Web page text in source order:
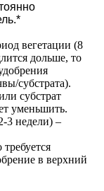
вегетации (8
дольше, то
субстрата).
субстрат
уменьшить.
3 недели) –
в верхний